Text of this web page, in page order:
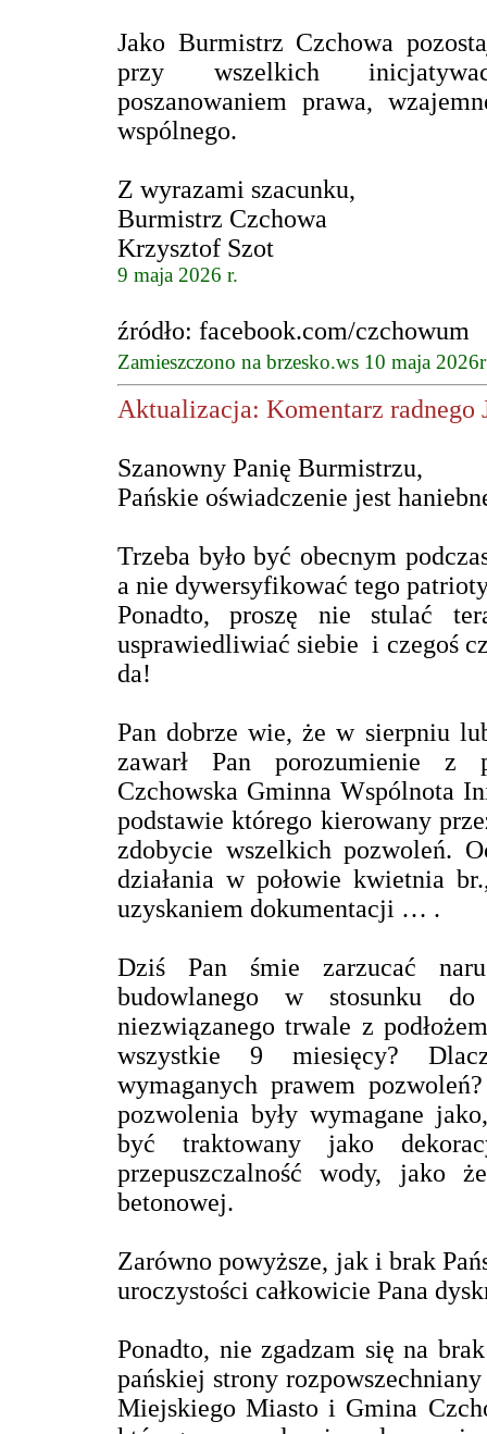
Jako Burmistrz Czchowa
przy wszelkich
poszanowaniem prawa,
wspólnego.
Z wyrazami szacunku,
Burmistrz Czchowa
Krzysztof Szot
9 maja 2026 r.
źródło: facebook.com/czchowum
Zamieszczono na brzesko.ws 10 maja 2026r
Aktualizacja: Komentarz radnego
Szanowny Panię Burmistrzu,
Pańskie oświadczenie jest
Trzeba było być obecnym
a nie dywersyfikować tego
Ponadto, proszę nie stulać
usprawiedliwiać siebie i czegoś
da!
Pan dobrze wie, że w sierpniu
zawarł Pan porozumienie z
Czchowska Gminna Wspólnota
podstawie którego kierowany
zdobycie wszelkich pozwoleń.
działania w połowie kwietnia
uzyskaniem dokumentacji … .
Dziś Pan śmie zarzucać
budowlanego w stosunku do
niezwiązanego trwale z
wszystkie 9 miesięcy?
wymaganych prawem
pozwolenia były wymagane
być traktowany jako
przepuszczalność wody, jako
betonowej.
Zarówno powyższe, jak i brak
uroczystości całkowicie Pana
Ponadto, nie zgadzam się na
pańskiej strony
Miejskiego Miasto i Gmina